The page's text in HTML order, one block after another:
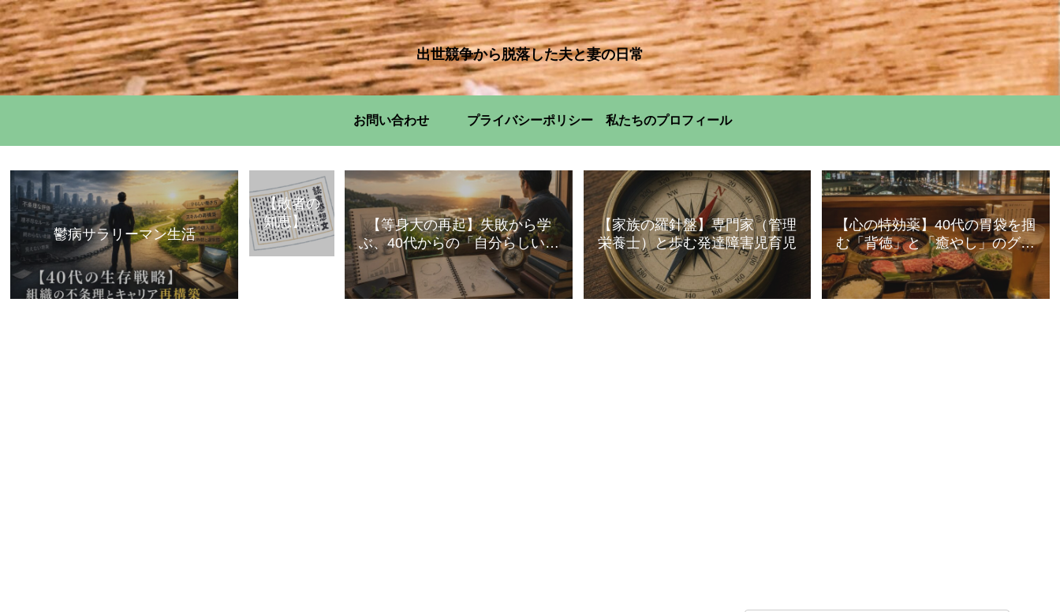
出世競争から脱落した夫と妻の日常
お問い合わせ プライバシーポリシー 私たちのプロフィール
鬱病サラリーマン生活
【敗者の
知恵】古
典・歴史
から学ぶ
【等身大の再起】失敗から学
ぶ、40代からの「自分らしい」
暮らし方
【家族の羅針盤】専門家（管理
栄養士）と歩む発達障害児育児
【心の特効薬】40代の胃袋を掴
む「背徳」と「癒やし」のグル
メ